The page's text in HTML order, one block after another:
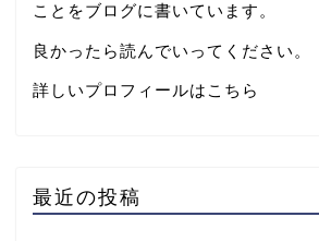
ことをブログに書いています。
良かったら読んでいってください。
詳しいプロフィールはこちら
最近の投稿